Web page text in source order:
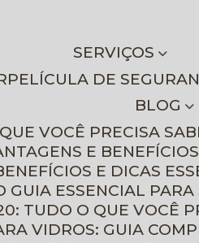
SERVIÇOS
PELÍCULA DE
BLOG
VOCÊ PRECISA
E
E DICAS
GUIA ESSENCIAL
TUDO O QUE VOCÊ
VIDROS: GUIA